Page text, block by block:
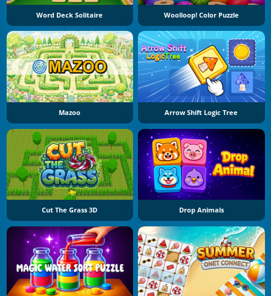
Word Deck Solitaire Woolloop! Color Puzzle
Mazoo Arrow Shift Logic Tree
Cut The Grass 3D Drop Animals